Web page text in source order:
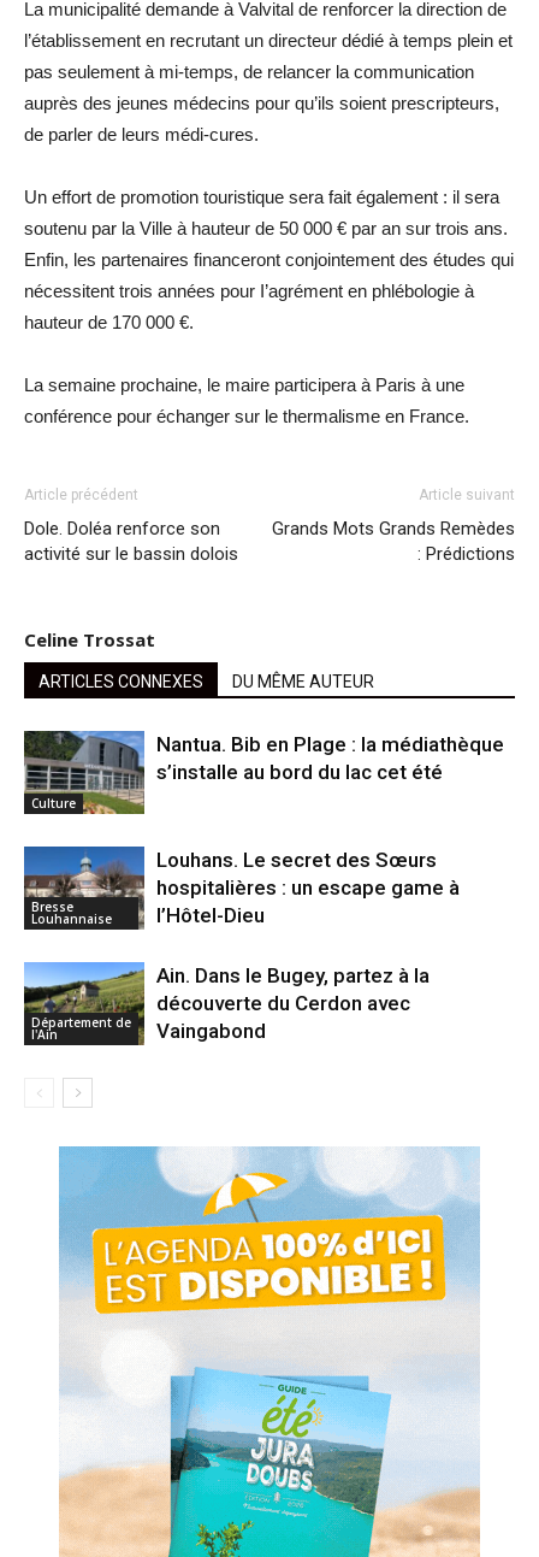
La municipalité demande à Valvital de renforcer la direction de
l’établissement en recrutant un directeur dédié à temps plein et
pas seulement à mi-temps, de relancer la communication
auprès des jeunes médecins pour qu’ils soient prescripteurs,
de parler de leurs médi-cures.
Un effort de promotion touristique sera fait également : il sera
soutenu par la Ville à hauteur de 50 000 € par an sur trois ans.
Enfin, les partenaires financeront conjointement des études qui
nécessitent trois années pour I’agrément en phlébologie à
hauteur de 170 000 €.
La semaine prochaine, le maire participera à Paris à une
conférence pour échanger sur le thermalisme en France.
Article précédent
Dole. Doléa renforce son
activité sur le bassin dolois
Article suivant
Grands Mots Grands Remèdes
: Prédictions
Celine Trossat
ARTICLES CONNEXES DU MÊME AUTEUR
Culture
Nantua. Bib en Plage : la médiathèque
s’installe au bord du lac cet été
Bresse
Louhannaise
Louhans. Le secret des Sœurs
hospitalières : un escape game à
l’Hôtel-Dieu
Département de
l'Ain
Ain. Dans le Bugey, partez à la
découverte du Cerdon avec
Vaingabond